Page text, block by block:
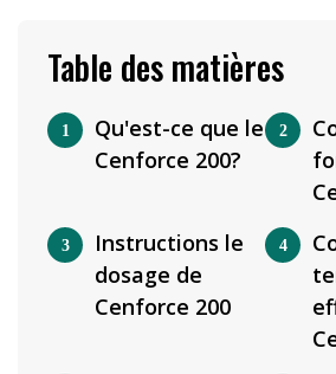
Table des matières
Qu'est-ce que le
Cenforce 200?
Instructions le
dosage de
Cenforce 200